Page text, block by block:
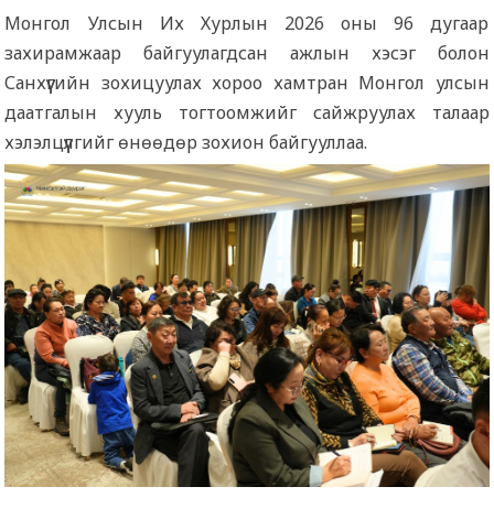
Монгол Улсын Их Хурлын 2026 оны 96 дугаар
захирамжаар байгуулагдсан ажлын хэсэг болон
Санхүүгийн зохицуулах хороо хамтран Монгол улсын
даатгалын хууль тогтоомжийг сайжруулах талаар
хэлэлцүүлгийг өнөөдөр зохион байгууллаа.